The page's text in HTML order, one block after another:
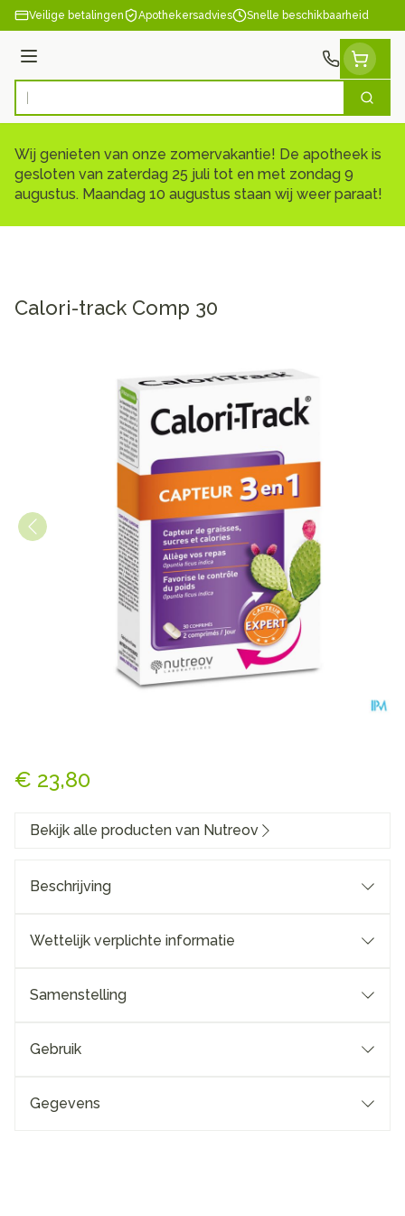
Ga naar de inhoud
Veilige betalingen Apothekersadvies Snelle beschikbaarheid
Menu
Product, merk, categorie... Zoek
Wij genieten van onze zomervakantie! De apotheek is
gesloten van zaterdag 25 juli tot en met zondag 9
augustus. Maandag 10 augustus staan wij weer paraat!
Calori-track Comp 30
€ 23,80
Bekijk alle producten van Nutreov
Beschrijving
Wettelijk verplichte informatie
Samenstelling
Gebruik
Gegevens